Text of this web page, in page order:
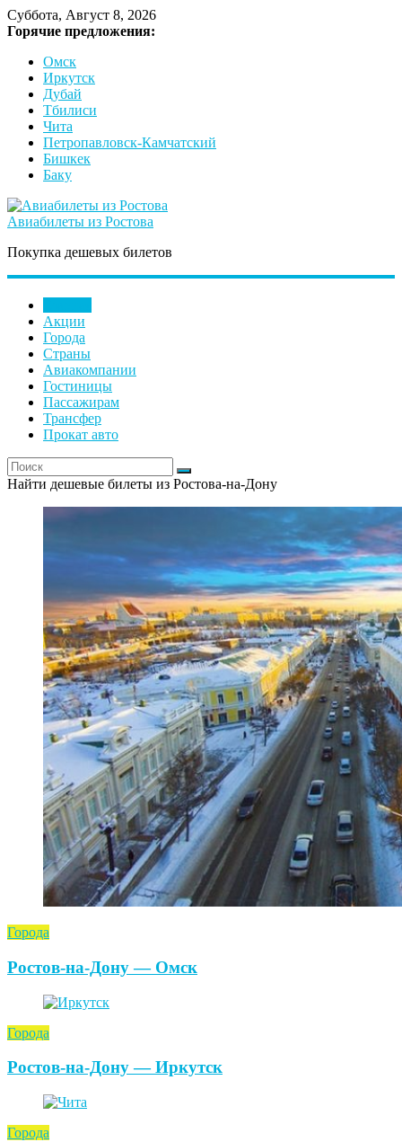
Суббота, Август 8, 2026
Горячие предложения:
Омск
Иркутск
Дубай
Тбилиси
Чита
Петропавловск-Камчатский
Бишкек
Баку
Авиабилеты из Ростова
Покупка дешевых билетов
Акции
Города
Страны
Авиакомпании
Гостиницы
Пассажирам
Трансфер
Прокат авто
Найти дешевые билеты из Ростова-на-Дону
Города
Ростов-на-Дону — Омск
Города
Ростов-на-Дону — Иркутск
Города